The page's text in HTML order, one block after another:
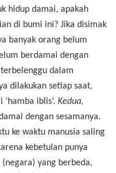
hidup damai, apakah
di bumi ini? Jika disimak
banyak orang belum
berdamai dengan
dalam
dilakukan setiap saat,
iblis’. Kedua,
dengan sesamanya.
ke waktu manusia saling
kebetulan punya
yang berbeda,